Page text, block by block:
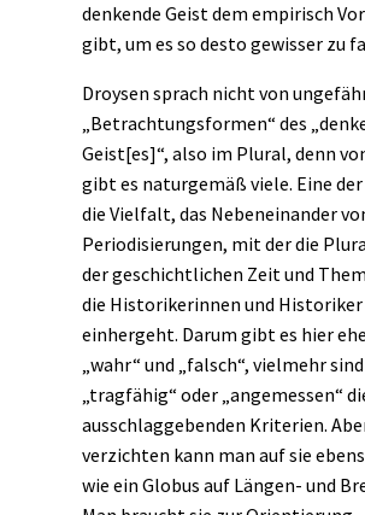
denkende Geist dem empirisch
gibt, um es so desto gewisser zu
Droysen sprach nicht von
„Betrachtungsformen“ des
Geist[es]“, also im Plural, denn
gibt es naturgemäß viele. Eine
die Vielfalt, das Nebeneinander
Periodisierungen, mit der die
der geschichtlichen Zeitund
die Historikerinnen und Historiker
einhergeht. Darum gibt es hier
„wahr“ und „falsch“, vielmehr sind
„tragfähig“ oder „angemessen“
ausschlaggebenden Kriterien.
verzichten kann man auf sie
wie ein Globus auf Längen- und